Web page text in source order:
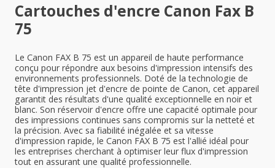
Cartouches d'encre Canon Fax B
75
Le Canon FAX B 75 est un appareil de haute performance
conçu pour répondre aux besoins d'impression intensifs des
environnements professionnels. Doté de la technologie de
tête d'impression jet d'encre de pointe de Canon, cet appareil
garantit des résultats d'une qualité exceptionnelle en noir et
blanc. Son réservoir d'encre offre une capacité optimale pour
des impressions continues sans compromis sur la netteté et
la précision. Avec sa fiabilité inégalée et sa vitesse
d'impression rapide, le Canon FAX B 75 est l'allié idéal pour
les entreprises cherchant à optimiser leur flux d'impression
tout en assurant une qualité professionnelle.